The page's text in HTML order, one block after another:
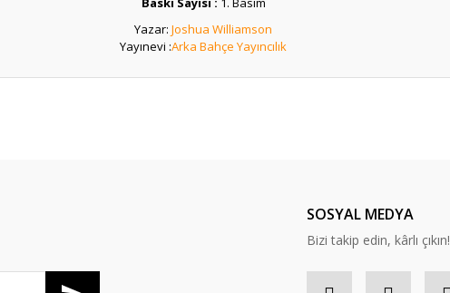
Yazar: Joshua Williamson
Yayınevi :Arka Bahçe Yayıncılık
SOSYAL MEDYA
Bizi takip edin, kârlı çıkın!